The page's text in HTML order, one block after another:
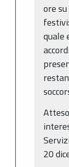
ore
quale
20